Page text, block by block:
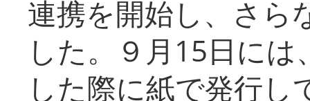
連携を開始し、さら
した。９月15日に
した際に紙で発行し